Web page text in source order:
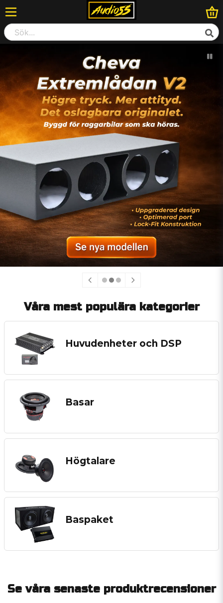
Våra mest populära kategorier
Huvudenheter och DSP
Basar
Högtalare
Baspaket
Se våra senaste produktrecensioner